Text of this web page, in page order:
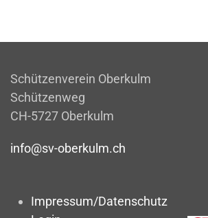
Schützenverein Oberkulm
Schützenweg
CH-5727 Oberkulm
info@sv-oberkulm.ch
Impressum/Datenschutz